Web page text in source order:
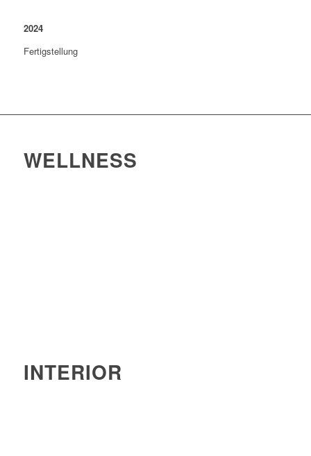
2024
Fertigstellung
WELLNESS
INTERIOR